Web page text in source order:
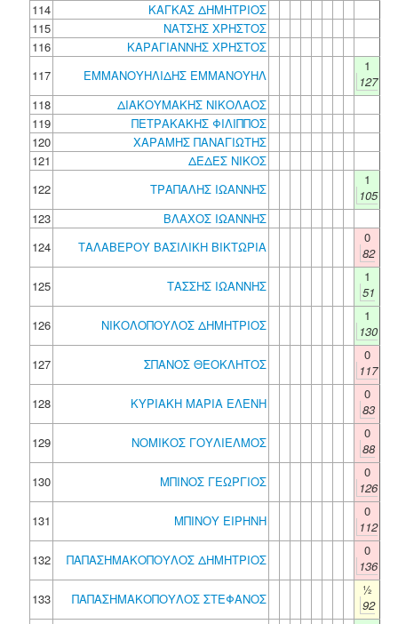
114
ΚΑΓΚΑΣ ΔΗΜΗΤΡΙΟΣ
115
ΝΑΤΣΗΣ ΧΡΗΣΤΟΣ
116
ΚΑΡΑΓΙΑΝΝΗΣ ΧΡΗΣΤΟΣ
117
ΕΜΜΑΝΟΥΗΛΙΔΗΣ ΕΜΜΑΝΟΥΗΛ
1
127
118
ΔΙΑΚΟΥΜΑΚΗΣ ΝΙΚΟΛΑΟΣ
119
ΠΕΤΡΑΚΑΚΗΣ ΦΙΛΙΠΠΟΣ
120
ΧΑΡΑΜΗΣ ΠΑΝΑΓΙΩΤΗΣ
121
ΔΕΔΕΣ ΝΙΚΟΣ
122
ΤΡΑΠΑΛΗΣ ΙΩΑΝΝΗΣ
1
105
123
ΒΛΑΧΟΣ ΙΩΑΝΝΗΣ
124
ΤΑΛΑΒΕΡΟΥ ΒΑΣΙΛΙΚΗ ΒΙΚΤΩΡΙΑ
0
82
125
ΤΑΣΣΗΣ ΙΩΑΝΝΗΣ
1
51
126
ΝΙΚΟΛΟΠΟΥΛΟΣ ΔΗΜΗΤΡΙΟΣ
1
130
127
ΣΠΑΝΟΣ ΘΕΟΚΛΗΤΟΣ
0
117
128
ΚΥΡΙΑΚΗ ΜΑΡΙΑ ΕΛΕΝΗ
0
83
129
ΝΟΜΙΚΟΣ ΓΟΥΛΙΕΛΜΟΣ
0
88
130
ΜΠΙΝΟΣ ΓΕΩΡΓΙΟΣ
0
126
131
ΜΠΙΝΟΥ ΕΙΡΗΝΗ
0
112
132
ΠΑΠΑΣΗΜΑΚΟΠΟΥΛΟΣ ΔΗΜΗΤΡΙΟΣ
0
136
133
ΠΑΠΑΣΗΜΑΚΟΠΟΥΛΟΣ ΣΤΕΦΑΝΟΣ
½
92